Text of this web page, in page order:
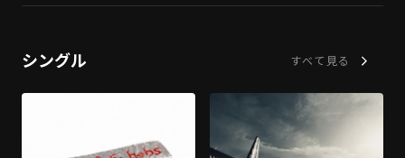
シングル すべて見る